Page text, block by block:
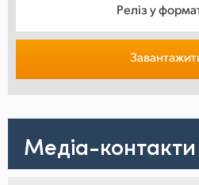
Реліз у
Медіа-контакти